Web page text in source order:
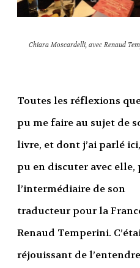
Chiara Moscardelli, avec Renaud
Toutes les réflexions
pu me faire au sujet de
livre, et dont j’ai parlé ici,
pu en discuter avec elle,
l’intermédiaire de son
traducteur pour la
Renaud Temperini.
réjouissant de